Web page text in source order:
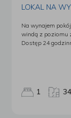
Panattoni Park.
działalność
poniższych
https://
wysłana z
(asaricrm.com)
LOKAL NA
Na wynajem
windą z poziomu
Dostęp 24
wysłana z
1